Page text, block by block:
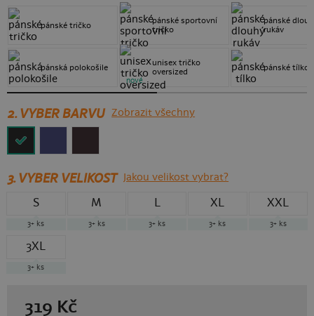
pánské tričko
pánská polokošile
pánské sportovní
tričko
unisex tričko
oversized
nové
pánské
rukáv
pánské tílko
2. VYBER BARVU Zobrazit všechny
3.VYBER VELIKOST Jakou velikost vybrat?
S
3+ ks
M
3+ ks
L
3+ ks
XL
3+ ks
XXL
3+ ks
3XL
3+ ks
319 Kč